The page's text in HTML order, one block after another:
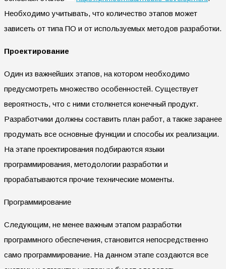
Необходимо учитывать, что количество этапов может
зависеть от типа ПО и от используемых методов разработки.
Проектирование
Один из важнейших этапов, на котором необходимо
предусмотреть множество особенностей. Существует
вероятность, что с ними столкнется конечный продукт.
Разработчики должны составить план работ, а также заранее
продумать все основные функции и способы их реализации.
На этапе проектирования подбираются языки
программирования, методологии разработки и
прорабатываются прочие технические моменты.
Программирование
Следующим, не менее важным этапом разработки
программного обеспечения, становится непосредственно
само программирование. На данном этапе создаются все